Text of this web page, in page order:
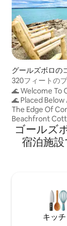
グールズボロの
320フィートの
ト、星空観賞プ
🌊 Welcome To
🌊 Placed Below A Winding Driveway At
The Edge Of
Beachfront
The Water's
Sides By Over
Shoreline With
ゴールズ
宿泊施
キッ